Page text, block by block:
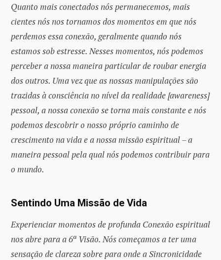
Quanto mais conectados nós permanecemos, mais
cientes nós nos tornamos dos momentos em que nós
perdemos essa conexão, geralmente quando nós
estamos sob estresse. Nesses momentos, nós podemos
perceber a nossa maneira particular de roubar energia
dos outros. Uma vez que as nossas manipulações são
trazidas à consciência no nível da realidade [awareness]
pessoal, a nossa conexão se torna mais constante e nós
podemos descobrir o nosso próprio caminho de
crescimento na vida e a nossa missão espiritual – a
maneira pessoal pela qual nós podemos contribuir para
o mundo.
Sentindo Uma Missão de Vida
Experienciar momentos de profunda Conexão espiritual
nos abre para a 6ª Visão. Nós começamos a ter uma
sensação de clareza sobre para onde a Sincronicidade